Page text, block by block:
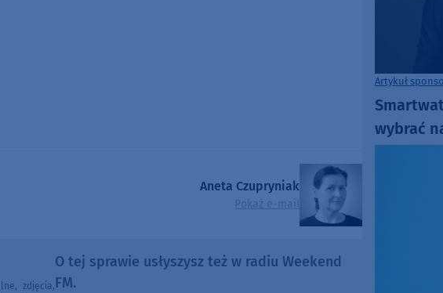
Aneta Czupryniak
Pokaż e-mail
O tej sprawie usłyszysz też w radiu Weekend
FM.
zdjęcia,
Artykuł
wybrać